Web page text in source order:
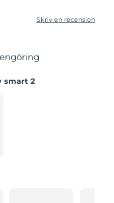
Skriv en recension
smart 2